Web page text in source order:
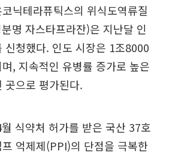
닉테라퓨틱스의 위식도역류질
명 자스타프라잔)은 지난달 인
신청했다. 인도 시장은 1조8000
, 지속적인 유병률 증가로 높은
곳으로 평가된다.
식약처 허가를 받은 국산 37호
억제제(PPI)의 단점을 극복한